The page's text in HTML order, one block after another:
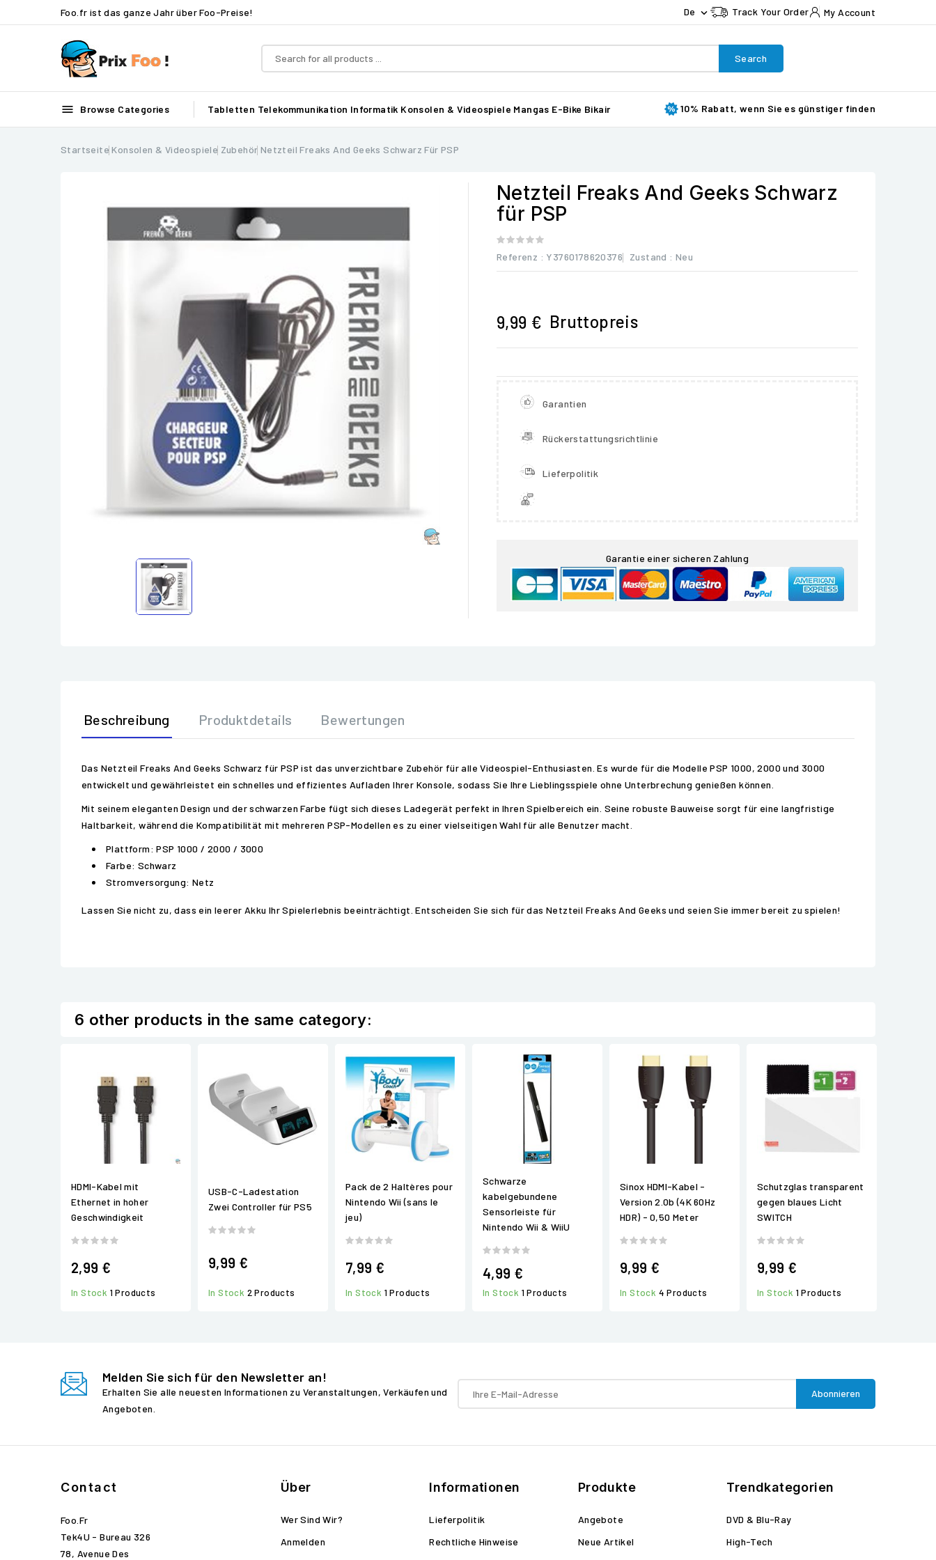
Foo.fr ist das ganze Jahr über Foo-Preise! De  Track Your Order My Account
Search
 Browse Categories Tabletten Telekommunikation Informatik Konsolen & Videospiele Mangas E-Bike Bikair 10% Rabatt, wenn Sie es günstiger finden
Startseite Konsolen & Videospiele Zubehör Netzteil Freaks And Geeks Schwarz Für PSP

Netzteil Freaks And Geeks Schwarz
für PSP
Referenz : Y3760178620376 Zustand : Neu
9,99 € Bruttopreis
Garantien
Rückerstattungsrichtlinie
Lieferpolitik
Garantie einer sicheren Zahlung
Beschreibung Produktdetails Bewertungen
Das Netzteil Freaks And Geeks Schwarz für PSP ist das unverzichtbare Zubehör für alle Videospiel-Enthusiasten. Es wurde für die Modelle PSP 1000, 2000 und 3000
entwickelt und gewährleistet ein schnelles und effizientes Aufladen Ihrer Konsole, sodass Sie Ihre Lieblingsspiele ohne Unterbrechung genießen können.
Mit seinem eleganten Design und der schwarzen Farbe fügt sich dieses Ladegerät perfekt in Ihren Spielbereich ein. Seine robuste Bauweise sorgt für eine langfristige
Haltbarkeit, während die Kompatibilität mit mehreren PSP-Modellen es zu einer vielseitigen Wahl für alle Benutzer macht.
Plattform: PSP 1000 / 2000 / 3000
Farbe: Schwarz
Stromversorgung: Netz
Lassen Sie nicht zu, dass ein leerer Akku Ihr Spielerlebnis beeinträchtigt. Entscheiden Sie sich für das Netzteil Freaks And Geeks und seien Sie immer bereit zu spielen!
6 other products in the same category:
HDMI-Kabel mit
Ethernet in hoher
Geschwindigkeit
2,99 €
In Stock 1 Products
USB-C-Ladestation
Zwei Controller für PS5
9,99 €
In Stock 2 Products
Pack de 2 Haltères pour
Nintendo Wii (sans le
jeu)
7,99 €
In Stock 1 Products
Schwarze
kabelgebundene
Sensorleiste für
Nintendo Wii & WiiU
4,99 €
In Stock 1 Products
Sinox HDMI-Kabel -
Version 2.0b (4K 60Hz
HDR) - 0,50 Meter
9,99 €
In Stock 4 Products
Schutzglas transparent
gegen blaues Licht
SWITCH
9,99 €
In Stock 1 Products
Melden Sie sich für den Newsletter an!
Erhalten Sie alle neuesten Informationen zu Veranstaltungen, Verkäufen und
Angeboten.
Contact
Foo.fr
Tek4U - Bureau 326
78, Avenue Des
Über
Wer Sind Wir?
Anmelden
Informationen
Lieferpolitik
Rechtliche Hinweise
Produkte
Angebote
Neue Artikel
Trendkategorien
DVD & Blu-Ray
High-Tech